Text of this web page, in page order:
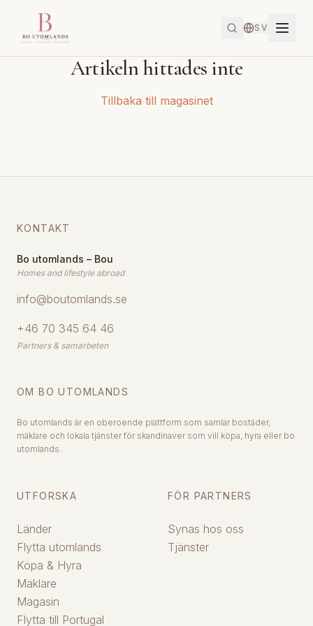
SV
Artikeln hittades inte
Tillbaka till magasinet
KONTAKT
Bo utomlands – Bou
Homes and lifestyle abroad
info@boutomlands.se
+46 70 345 64 46
Partners & samarbeten
OM BO UTOMLANDS
Bo utomlands är en oberoende plattform som samlar bostäder,
mäklare och lokala tjänster för skandinaver som vill köpa, hyra eller bo
utomlands.
UTFORSKA
Länder
Flytta utomlands
Köpa & Hyra
Mäklare
Magasin
Flytta till Portugal
FÖR PARTNERS
Synas hos oss
Tjänster